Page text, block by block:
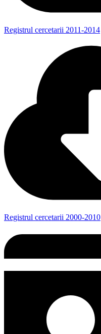
Registrul cercetarii 2011-2014
Registrul cercetarii 2000-2010